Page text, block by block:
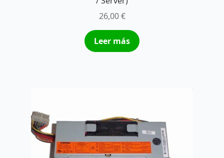
26,00€
Leer más